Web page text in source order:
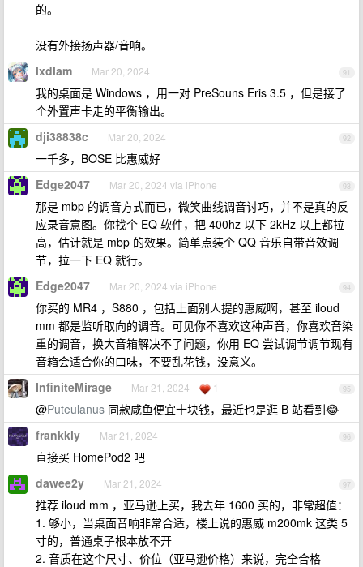
的。
没有外接扬声器/音响。
91
lxdlam Mar 20, 2024
我的桌面是 Windows ，用一对 PreSouns Eris 3.5 ，但是接了
个外置声卡走的平衡输出。
92
dji38838c Mar 20, 2024
一千多，BOSE 比惠威好
93
Edge2047 Mar 20, 2024 via iPhone
那是 mbp 的调音方式而已，微笑曲线调音讨巧，并不是真的反
应录音意图。你找个 EQ 软件，把 400hz 以下 2kHz 以上都拉
高，估计就是 mbp 的效果。简单点装个 QQ 音乐自带音效调
节，拉一下 EQ 就行。
94
Edge2047 Mar 20, 2024 via iPhone
你买的 MR4 ，S880 ，包括上面别人提的惠威啊，甚至 iloud
mm 都是监听取向的调音。可见你不喜欢这种声音，你喜欢音染
重的调音，换大音箱解决不了问题，你用 EQ 尝试调节调节现有
音箱会适合你的口味，不要乱花钱，没意义。
95
InfiniteMirage Mar 21, 2024 1
@Puteulanus 同款咸鱼便宜十块钱，最近也是逛 B 站看到😂
96
frankkly Mar 21, 2024
直接买 HomePod2 吧
97
dawee2y Mar 21, 2024
推荐 iloud mm ，亚马逊上买，我去年 1600 买的，非常超值：
1. 够小，当桌面音响非常合适，楼上说的惠威 m200mk 这类 5
寸的，普通桌子根本放不开
2. 音质在这个尺寸、价位（亚马逊价格）来说，完全合格